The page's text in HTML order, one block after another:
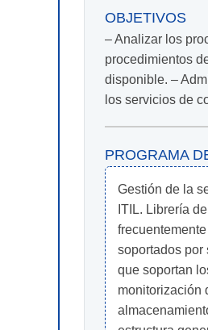
OBJETIVOS
– Analizar los
procedimientos
disponible. –
los servicios de
PROGRAMA
Gestión de la
ITIL. Librería
soportados por
que soportan
monitorización